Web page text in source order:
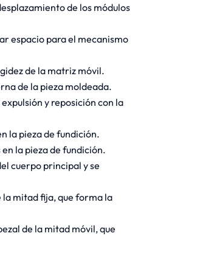
de los módulos
espacio para el mecanismo
de la matriz móvil.
de la pieza moldeada.
y reposición con la
la pieza de fundición.
la pieza de fundición.
cuerpo principal y se
mitad fija, que forma la
de la mitad móvil, que